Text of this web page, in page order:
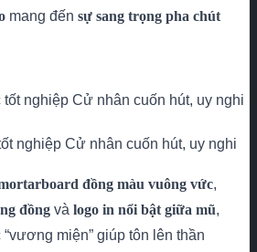
mang đến sự sang trọng pha chút
nghiệp Cử nhân cuốn hút, uy nghi
đồng màu vuông vức,
đồng và logo in nổi bật giữa mũ,
miện” giúp tôn lên thần